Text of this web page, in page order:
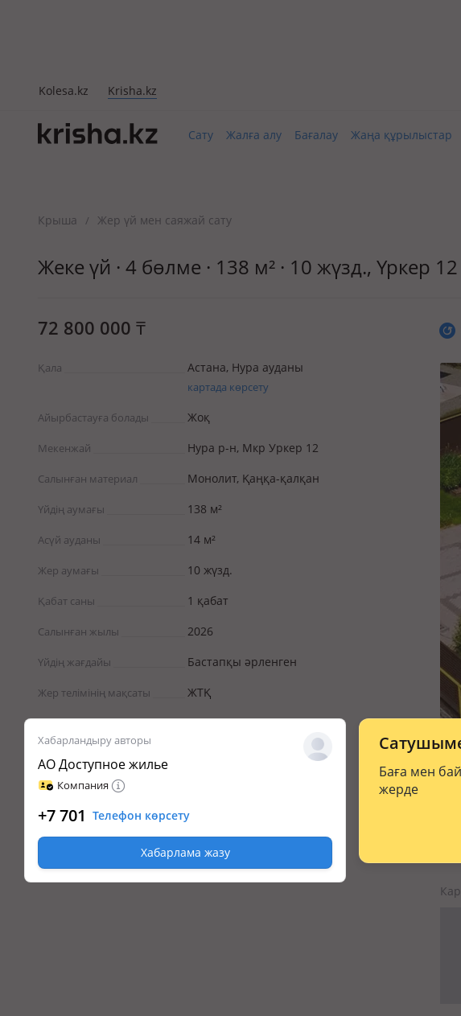
Kolesa.kz Krisha.kz
Сату Жалға алу Бағалау Жаңа құрылыстар
Крыша / Жер үй мен саяжай сату
Жеке үй · 4 бөлме · 138 м² · 10 жүзд., Үркер 12
72 800 000 ₸
Қала Астана, Нура ауданы
картада көрсету
Айырбастауға болады Жоқ
Мекенжай Нура р-н, Мкр Уркер 12
Салынған материал Монолит, Қаңқа-қалқан
Үйдің аумағы 138 м²
Асүй ауданы 14 м²
Жер аумағы 10 жүзд.
Қабат саны 1 қабат
Салынған жылы 2026
Үйдің жағдайы Бастапқы әрленген
Жер телімінің мақсаты ЖТҚ
Баға мен
жерде
Хабарландыру авторы
АО Доступное жилье
Компания
+7 701 Телефон көрсету
Хабарлама жазу